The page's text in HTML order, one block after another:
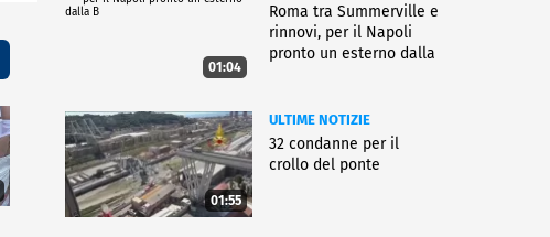
01:04
Roma tra Summerville e
rinnovi, per il Napoli
pronto un esterno dalla
01:55
ULTIME NOTIZIE
32 condanne per il
crollo del ponte